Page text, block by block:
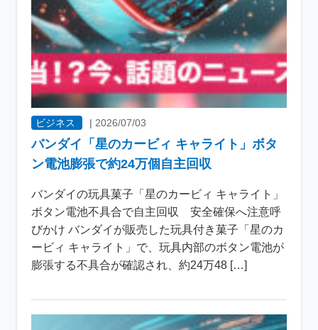
ビジネス | 2026/07/03
バンダイ「星のカービィ キャライト」ボタ
ン電池膨張で約24万個自主回収
バンダイの玩具菓子「星のカービィ キャライト」
ボタン電池不具合で自主回収 安全確保へ注意呼
びかけ バンダイが販売した玩具付き菓子「星のカ
ービィ キャライト」で、玩具内部のボタン電池が
膨張する不具合が確認され、約24万48 […]